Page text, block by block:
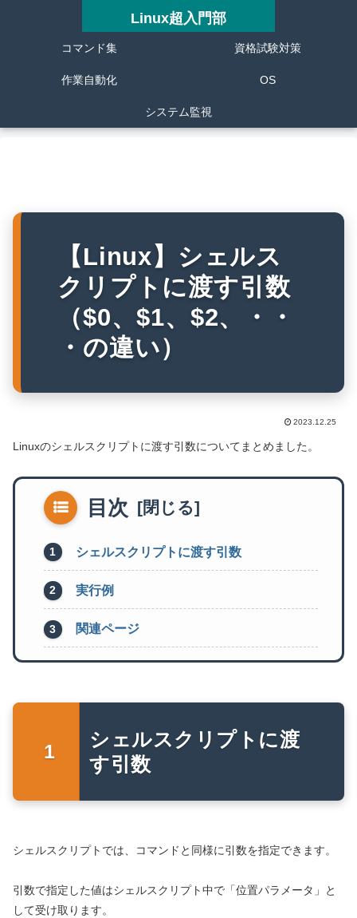
Linux超入門部
コマンド集 資格試験対策
作業自動化 OS
システム監視
【Linux】シェルス
クリプトに渡す引数
（$0、$1、$2、・・
・の違い）
2023.12.25
Linuxのシェルスクリプトに渡す引数についてまとめました。
目次
シェルスクリプトに渡す引数
実行例
関連ページ
シェルスクリプトに渡
す引数
シェルスクリプトでは、コマンドと同様に引数を指定できます。
引数で指定した値はシェルスクリプト中で「位置パラメータ」と
して受け取ります。